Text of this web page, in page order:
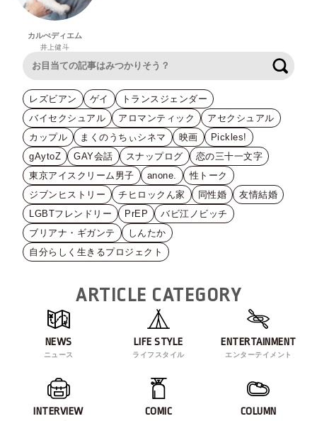
カルぺディエム
井上健斗
レズビアン ゲイ
トランスジェンダー
バイセクシュアル
アロマンティック
アセクシュアル
カップル
まくのうちぃシネマ 映画
Pickles!
gAytoZ
GAY会話 スナップログ
恋の三十一文字
東京アイスクリーム男子
anone.
性トーク
ジブンヒストリー
チヒロックん家 同性婚
友情結婚
LGBTフレンドリー
PrEP
バビ江ノビッチ
ブリアナ・ギガンテ
しんたか
自分らしく生きるプロジェクト
ARTICLE CATEGORY
NEWS
ニュース
LIFE STYLE
ライフスタイル
ENTERTAINMENT
エンターテイメント
INTERVIEW COMIC COLUMN